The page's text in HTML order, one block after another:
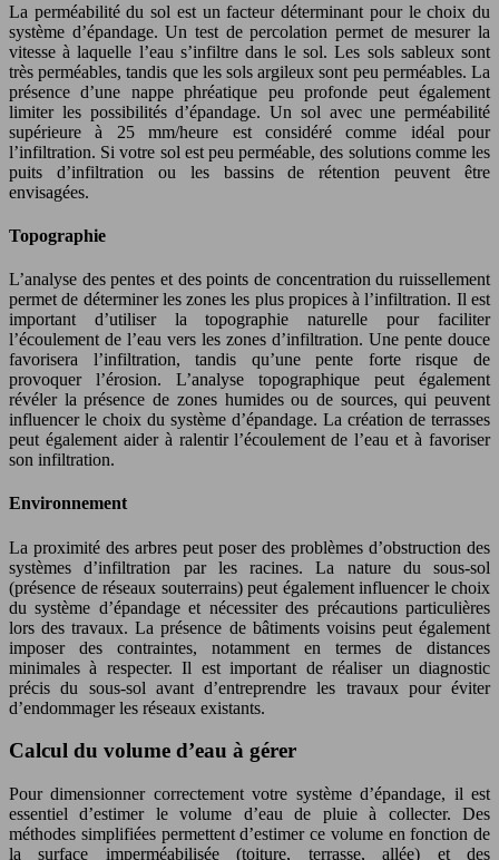
La perméabilité du sol est un facteur déterminant pour le choix du
système d’épandage. Un test de percolation permet de mesurer la
vitesse à laquelle l’eau s’infiltre dans le sol. Les sols sableux sont
très perméables, tandis que les sols argileux sont peu perméables. La
présence d’une nappe phréatique peu profonde peut également
limiter les possibilités d’épandage. Un sol avec une perméabilité
supérieure à 25 mm/heure est considéré comme idéal pour
l’infiltration. Si votre sol est peu perméable, des solutions comme les
puits d’infiltration ou les bassins de rétention peuvent être
envisagées.
Topographie
L’analyse des pentes et des points de concentration du ruissellement
permet de déterminer les zones les plus propices à l’infiltration. Il est
important d’utiliser la topographie naturelle pour faciliter
l’écoulement de l’eau vers les zones d’infiltration. Une pente douce
favorisera l’infiltration, tandis qu’une pente forte risque de
provoquer l’érosion. L’analyse topographique peut également
révéler la présence de zones humides ou de sources, qui peuvent
influencer le choix du système d’épandage. La création de terrasses
peut également aider à ralentir l’écoulement de l’eau et à favoriser
son infiltration.
Environnement
La proximité des arbres peut poser des problèmes d’obstruction des
systèmes d’infiltration par les racines. La nature du sous-sol
(présence de réseaux souterrains) peut également influencer le choix
du système d’épandage et nécessiter des précautions particulières
lors des travaux. La présence de bâtiments voisins peut également
imposer des contraintes, notamment en termes de distances
minimales à respecter. Il est important de réaliser un diagnostic
précis du sous-sol avant d’entreprendre les travaux pour éviter
d’endommager les réseaux existants.
Calcul du volume d’eau à gérer
Pour dimensionner correctement votre système d’épandage, il est
essentiel d’estimer le volume d’eau de pluie à collecter. Des
méthodes simplifiées permettent d’estimer ce volume en fonction de
la surface imperméabilisée (toiture, terrasse, allée) et des